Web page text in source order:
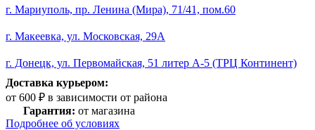
г. Мариуполь, пр. Ленина (Мира), 71/41, пом.60
г. Макеевка, ул. Московская, 29А
г. Донецк, ул. Первомайская, 51 литер А-5 (ТРЦ Континент)
Доставка курьером:
от 600 ₽ в зависимости от района
Гарантия: от магазина
Подробнее об условиях